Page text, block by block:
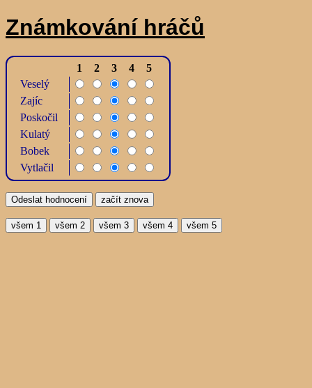
Známkování hráčů
1 2 3 4
5
Veselý
Zajíc
Poskočil
Kulatý
Bobek
Vytlačil